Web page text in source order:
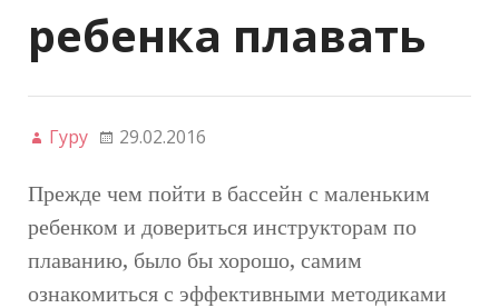
ребенка плавать
Гуру 29.02.2016
Прежде чем пойти в бассейн с маленьким
ребенком и довериться инструкторам по
плаванию, было бы хорошо, самим
ознакомиться с эффективными методиками